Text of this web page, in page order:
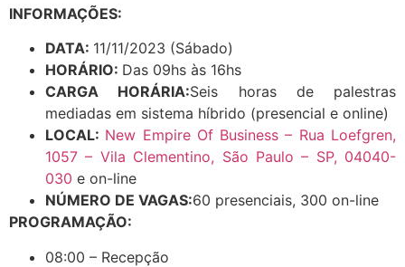
INFORMAÇÕES:
DATA: 11/11/2023 (Sábado)
HORÁRIO: Das 09hs às 16hs
CARGA HORÁRIA:Seis horas de palestras
mediadas em sistema híbrido (presencial e online)
LOCAL: New Empire Of Business – Rua Loefgren,
1057 – Vila Clementino, São Paulo – SP, 04040-
030 e on-line
NÚMERO DE VAGAS:60 presenciais, 300 on-line
PROGRAMAÇÃO:
08:00 – Recepção